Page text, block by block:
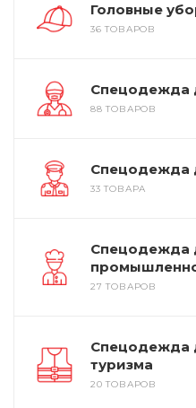
Головные
36 ТОВАРОВ
Спецодежда
88 ТОВАРОВ
Спецодежда
33 ТОВАРА
Спецодежда
27 ТОВАРОВ
Спецодежда
туризма
20 ТОВАРОВ